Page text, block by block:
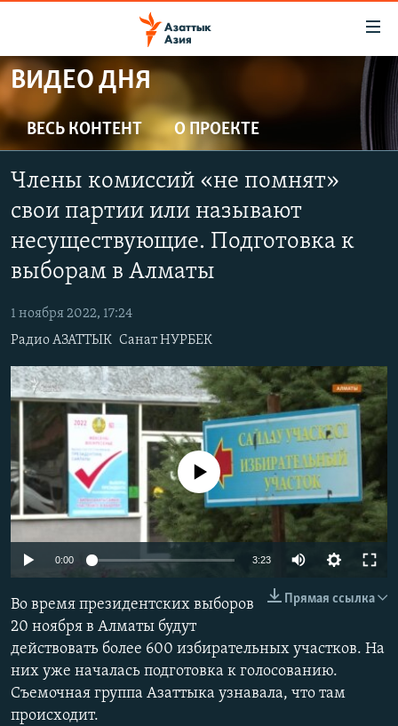
Вернуться
основному
содержанию
главной
Вернутся
ЦЕНТРАЛЬНАЯ АЗИЯ
КАЗАХСТАН
УЗБЕКИСТАН
ТАДЖИКИСТАН
НОВОСТИ
НА ДРУГИХ ЯЗЫКАХ
КЫРГЫЗЧА
ЎЗБЕКЧА
ТОҶИКӢ
TÜRKMENÇE
ПОДПИШИТЕСЬ НА НАС В СОЦСЕТЯХ
Все сайты РСЕ/РС
ВИДЕО ДНЯ
ВЕСЬ КОНТЕНТ О ПРОЕКТЕ
Члены комиссий «не помнят»
свои партии или называют
несуществующие. Подготовка к
выборам в Алматы
1 ноября 2022, 17:24
Радио АЗАТТЫК Санат НУРБЕК
480p
1080p
No media source currently available
0:00 3:23
480p
Прямая ссылка
Во время президентских выборов
20 ноября в Алматы будут
действовать более 600 избирательных участков. На
них уже началась подготовка к голосованию.
Съемочная группа Азаттыка узнавала, что там
происходит.